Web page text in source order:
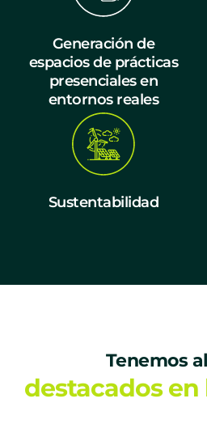
Generación de
espacios de prácticas
presenciales en
entornos reales
Sustentabilidad
Tenemos
destacados